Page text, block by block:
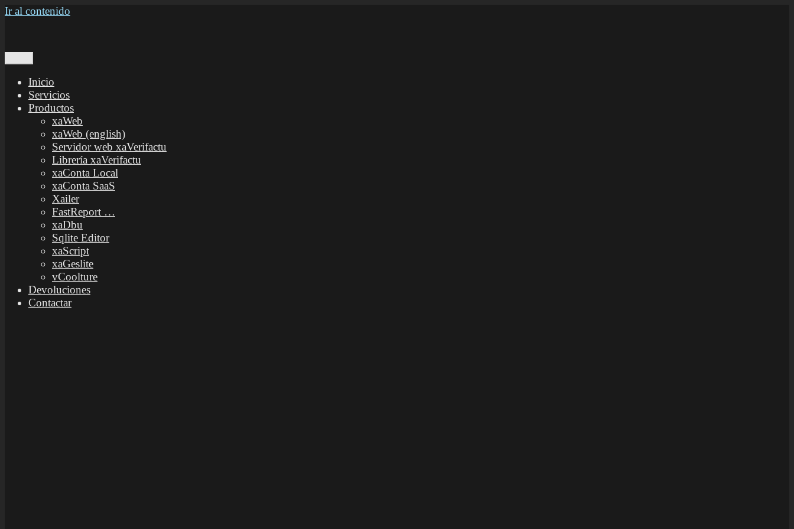
Ir al contenido
OZ Software
Especialistas en Cloud computing y desarrollo de Apps
Inicio
Servicios
Productos
xaWeb
xaWeb (english)
Servidor web xaVerifactu
Librería xaVerifactu
xaConta Local
xaConta SaaS
Xailer
FastReport …
xaDbu
Sqlite Editor
xaScript
xaGeslite
vCoolture
Devoluciones
Contactar